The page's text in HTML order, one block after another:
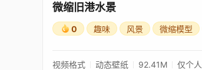
微缩旧港水景
0 趣味 风景 微缩模型
视频格式 动态壁纸 92.41M 仅个